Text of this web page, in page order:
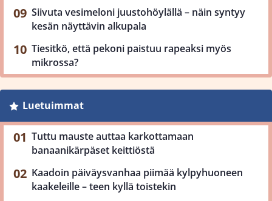
Siivuta vesimeloni juustohöylällä – näin syntyy
kesän näyttävin alkupala
Tiesitkö, että pekoni paistuu rapeaksi myös
mikrossa?
Luetuimmat
Tuttu mauste auttaa karkottamaan
banaanikärpäset keittiöstä
Kaadoin päiväysvanhaa piimää kylpyhuoneen
kaakeleille – teen kyllä toistekin